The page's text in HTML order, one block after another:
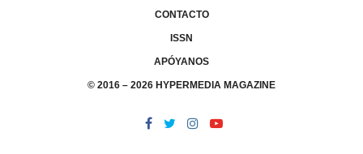
CONTACTO
ISSN
APÓYANOS
© 2016 – 2026 HYPERMEDIA MAGAZINE